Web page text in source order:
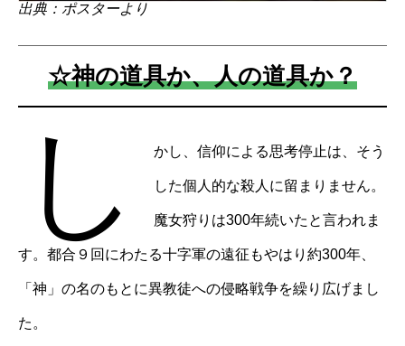
出典：ポスターより
☆神の道具か、人の道具か？
し かし、信仰による思考停止は、そう
した個人的な殺人に留まりません。
魔女狩りは300年続いたと言われま
す。都合９回にわたる十字軍の遠征もやはり約300年、
「神」の名のもとに異教徒への侵略戦争を繰り広げまし
た。